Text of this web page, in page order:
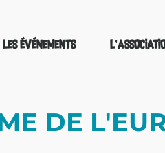
LES ÉVÉNEMENTS
DE